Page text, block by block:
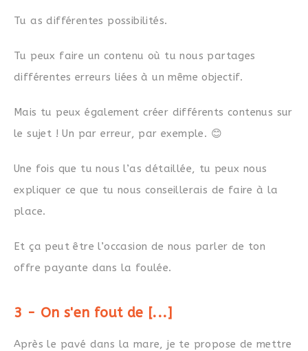
Tu as différentes possibilités.
Tu peux faire un contenu où tu nous partages
différentes erreurs liées à un même objectif.
Mais tu peux également créer différents contenus sur
le sujet ! Un par erreur, par exemple. 😊
Une fois que tu nous l’as détaillée, tu peux nous
expliquer ce que tu nous conseillerais de faire à la
place.
Et ça peut être l’occasion de nous parler de ton
offre payante dans la foulée.
3 - On s'en fout de [...]
Après le pavé dans la mare, je te propose de mettre